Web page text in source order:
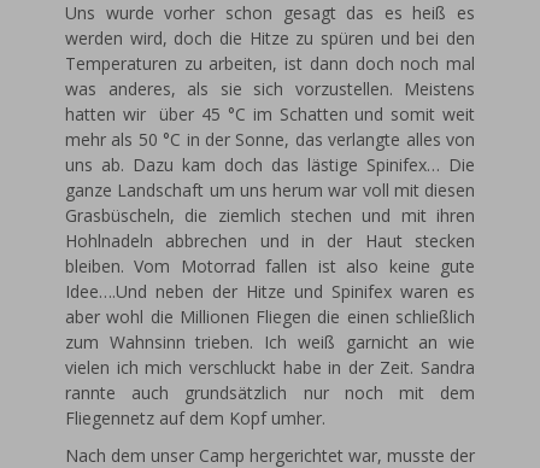
Uns wurde vorher schon gesagt das es heiß es
werden wird, doch die Hitze zu spüren und bei den
Temperaturen zu arbeiten, ist dann doch noch mal
was anderes, als sie sich vorzustellen. Meistens
hatten wir über 45 °C im Schatten und somit weit
mehr als 50 °C in der Sonne, das verlangte alles von
uns ab. Dazu kam doch das lästige Spinifex… Die
ganze Landschaft um uns herum war voll mit diesen
Grasbüscheln, die ziemlich stechen und mit ihren
Hohlnadeln abbrechen und in der Haut stecken
bleiben. Vom Motorrad fallen ist also keine gute
Idee….Und neben der Hitze und Spinifex waren es
aber wohl die Millionen Fliegen die einen schließlich
zum Wahnsinn trieben. Ich weiß garnicht an wie
vielen ich mich verschluckt habe in der Zeit. Sandra
rannte auch grundsätzlich nur noch mit dem
Fliegennetz auf dem Kopf umher.
Nach dem unser Camp hergerichtet war, musste der